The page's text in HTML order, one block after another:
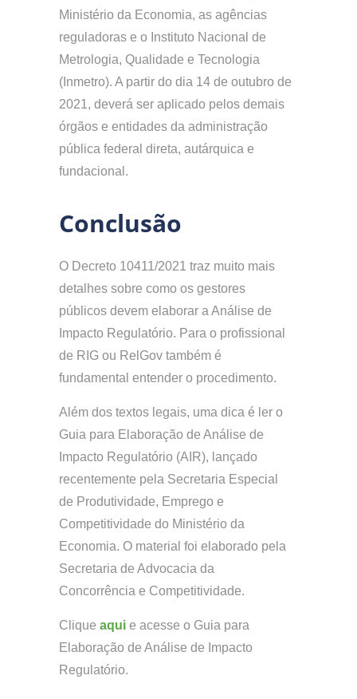
Ministério da Economia, as agências
reguladoras e o Instituto Nacional de
Metrologia, Qualidade e Tecnologia
(Inmetro). A partir do dia 14 de outubro de
2021, deverá ser aplicado pelos demais
órgãos e entidades da administração
pública federal direta, autárquica e
fundacional.
Conclusão
O Decreto 10411/2021 traz muito mais
detalhes sobre como os gestores
públicos devem elaborar a Análise de
Impacto Regulatório. Para o profissional
de RIG ou RelGov também é
fundamental entender o procedimento.
Além dos textos legais, uma dica é ler o
Guia para Elaboração de Análise de
Impacto Regulatório (AIR), lançado
recentemente pela Secretaria Especial
de Produtividade, Emprego e
Competitividade do Ministério da
Economia. O material foi elaborado pela
Secretaria de Advocacia da
Concorrência e Competitividade.
Clique aqui e acesse o Guia para
Elaboração de Análise de Impacto
Regulatório.